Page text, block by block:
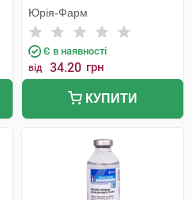
Юрія-Фарм
Є в наявності
від 34.20 грн
КУПИТИ